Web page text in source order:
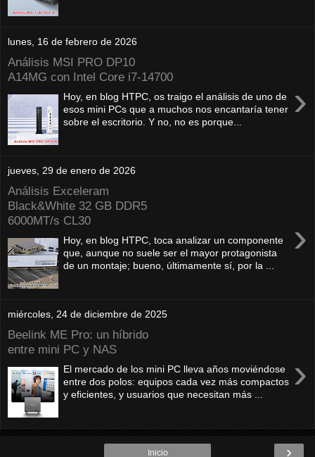
lunes, 16 de febrero de 2026
Análisis MSI PRO DP10
A14MG con Intel Core i7-14700
›
Hoy, en blog HTPC, os traigo el análisis de uno de
esos mini PCs que a muchos nos encantaría tener
sobre el escritorio. Y no, no es porque...
jueves, 29 de enero de 2026
Análisis Exceleram
Black&White 32 GB DDR5
6000MT/s CL30
›
Hoy, en blog HTPC, toca analizar un componente
que, aunque no suele ser el mayor protagonista
de un montaje; bueno, últimamente sí, por la ...
miércoles, 24 de diciembre de 2025
Beelink ME Pro: un híbrido
entre mini PC y NAS
›
El mercado de los mini PC lleva años moviéndose
entre dos polos: equipos cada vez más compactos
y eficientes, y usuarios que necesitan más ...
›
Inicio